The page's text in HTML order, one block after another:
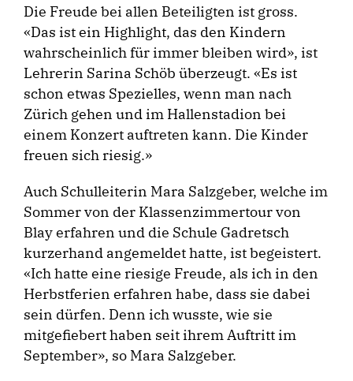
Die Freude bei allen Beteiligten ist gross.
«Das ist ein Highlight, das den Kindern
wahrscheinlich für immer bleiben wird», ist
Lehrerin Sarina Schöb überzeugt. «Es ist
schon etwas Spezielles, wenn man nach
Zürich gehen und im Hallenstadion bei
einem Konzert auftreten kann. Die Kinder
freuen sich riesig.»
Auch Schulleiterin Mara Salzgeber, welche im
Sommer von der Klassenzimmertour von
Blay erfahren und die Schule Gadretsch
kurzerhand angemeldet hatte, ist begeistert.
«Ich hatte eine riesige Freude, als ich in den
Herbstferien erfahren habe, dass sie dabei
sein dürfen. Denn ich wusste, wie sie
mitgefiebert haben seit ihrem Auftritt im
September», so Mara Salzgeber.